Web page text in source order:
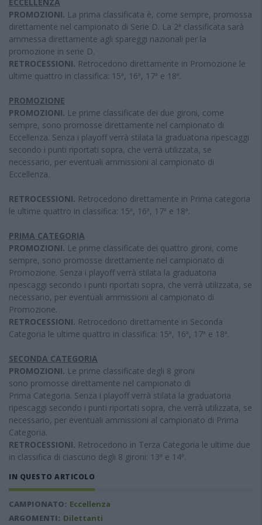
PROMOZIONI. La prima classificata è, come sempre, promossa
direttamente nel campionato di Serie D. La 2ª classificata sarà
ammessa direttamente agli spareggi nazionali per la
promozione in serie D.
RETROCESSIONI. Retrocedono direttamente in Promozione le
ultime quattro in classifica: 15ª, 16ª, 17ª e 18ª.
PROMOZIONE
PROMOZIONI. Le prime classificate dei due gironi, come
sempre, sono promosse direttamente nel campionato di
Eccellenza. Senza i playoff verrà stilata la graduatoria ripescaggi
secondo i punti riportati sopra, che verrà utilizzata, se
necessario, per eventuali ammissioni al campionato di
Eccellenza.
RETROCESSIONI. Retrocedono direttamente in Prima categoria
le ultime quattro in classifica: 15ª, 16ª, 17ª e 18ª.
PRIMA CATEGORIA
PROMOZIONI. Le prime classificate dei quattro gironi, come
sempre, sono promosse direttamente nel campionato di
Promozione. Senza i playoff verrà stilata la graduatoria
ripescaggi secondo i punti riportati sopra, che verrà utilizzata, se
necessario, per eventuali ammissioni al campionato di
Promozione.
RETROCESSIONI. Retrocedono direttamente in Seconda
Categoria le ultime quattro in classifica: 15ª, 16ª, 17ª e 18ª.
SECONDA CATEGORIA
PROMOZIONI. Le prime classificate degli 8 gironi
sono promosse direttamente nel campionato di
Prima Categoria. Senza i playoff verrà stilata la graduatoria
ripescaggi secondo i punti riportati sopra, che verrà utilizzata, se
necessario, per eventuali ammissioni al campionato di Prima
Categoria.
RETROCESSIONI. Retrocedono in Terza Categoria le ultime due
in classifica di ciascuno degli 8 gironi: 13ª e 14ª.
IN QUESTO ARTICOLO
CAMPIONATO: Eccellenza
ARGOMENTI: Dilettanti